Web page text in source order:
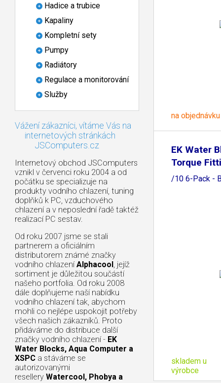
Hadice a trubice
Kapaliny
Kompletní sety
Pumpy
Radiátory
Regulace a monitorování
Služby
Vážení zákazníci, vítáme Vás na
internetových stránkách
JSComputers.cz
Internetový obchod JSComputers
vznikl v červenci roku 2004 a od
počátku se specializuje na
produkty vodního chlazení, tuning
doplňků k PC, vzduchového
chlazení a v neposlední řadě taktéž
realizací PC sestav.
Od roku 2007 jsme se stali
partnerem a oficiálním
distributorem známé značky
vodního chlazení Alphacool, jejíž
sortiment je důležitou součástí
našeho portfolia. Od roku 2008
dále doplňujeme naší nabídku
vodního chlazení tak, abychom
mohli co nejlépe uspokojit potřeby
všech našich zákazníků. Proto
přidáváme do distribuce další
značky vodního chlazení - EK
Water Blocks, Aqua Computer a
XSPC a stáváme se
autorizovanými
resellery Watercool, Phobya a
na objednávku
EK Water
Torque
/10 6-Pack -
skladem u
výrobce